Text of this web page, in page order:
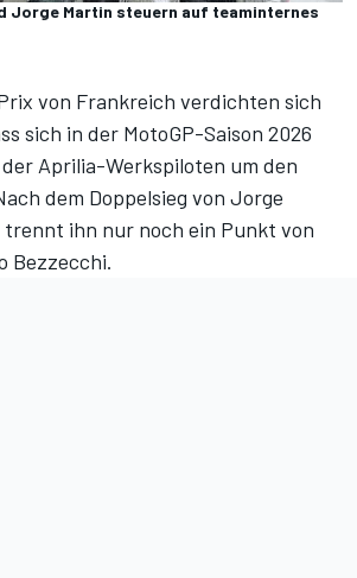
Jorge Martin steuern auf teaminternes
von Frankreich verdichten sich
sich in der MotoGP-Saison 2026
Aprilia-Werkspiloten um den
dem Doppelsieg von Jorge
trennt ihn nur noch ein Punkt von
Bezzecchi.